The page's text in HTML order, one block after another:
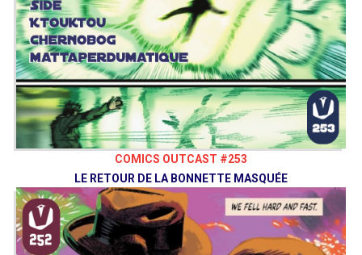
COMICS OUTCAST #253
LE RETOUR DE LA BONNETTE MASQUÉE